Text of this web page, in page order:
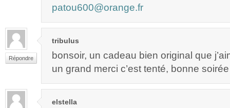
patou600@orange.fr
Répondre
tribulus
bonsoir, un cadeau bien original que
un grand merci c’est tenté, bonne soirée
elstella